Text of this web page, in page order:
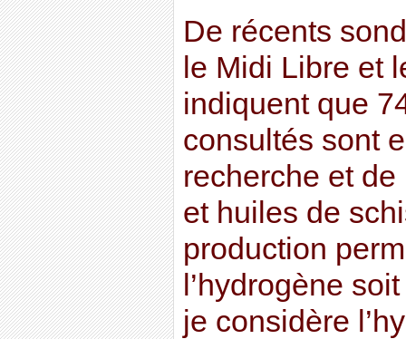
De récents
le Midi Libre et
indiquent que
consultés sont
recherche et de
et huiles de
production
l’hydrogène
je considère